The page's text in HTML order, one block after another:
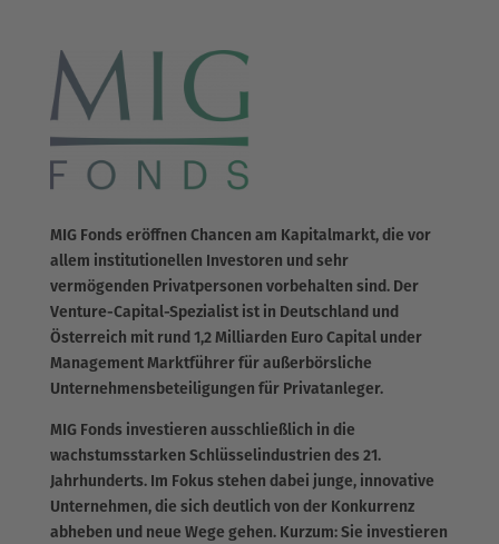
MIG Fonds eröffnen Chancen am Kapitalmarkt, die vor
allem institutionellen Investoren und sehr
vermögenden Privatpersonen vorbehalten sind. Der
Venture-Capital-Spezialist ist in Deutschland und
Österreich mit rund 1,2 Milliarden Euro Capital under
Management Marktführer für außerbörsliche
Unternehmensbeteiligungen für Privatanleger.
MIG Fonds investieren ausschließlich in die
wachstumsstarken Schlüsselindustrien des 21.
Jahrhunderts. Im Fokus stehen dabei junge, innovative
Unternehmen, die sich deutlich von der Konkurrenz
abheben und neue Wege gehen. Kurzum: Sie investieren